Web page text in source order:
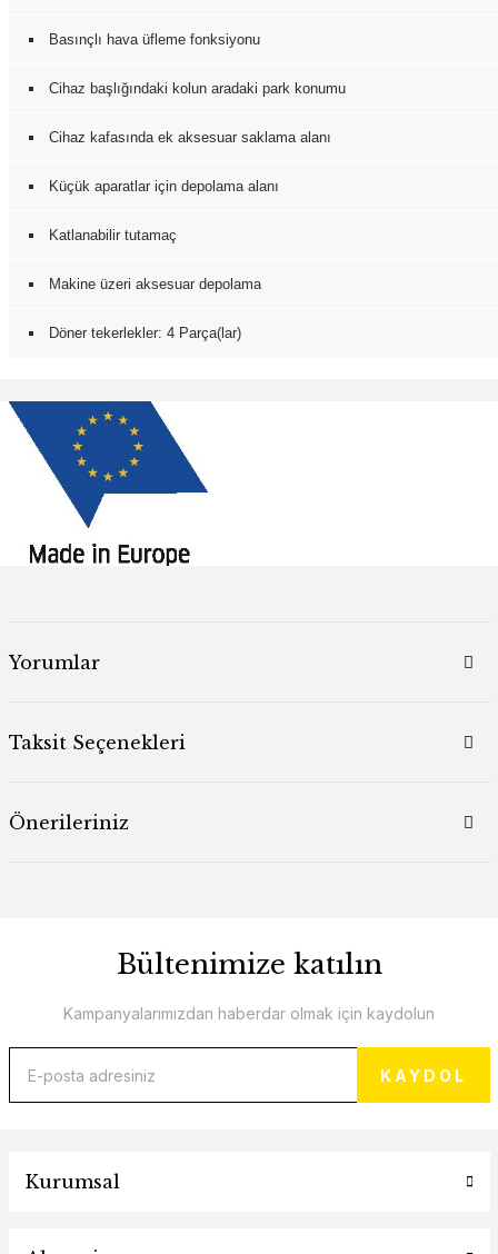
Basınçlı hava üfleme fonksiyonu
Cihaz başlığındaki kolun aradaki park konumu
Cihaz kafasında ek aksesuar saklama alanı
Küçük aparatlar için depolama alanı
Katlanabilir tutamaç
Makine üzeri aksesuar depolama
Döner tekerlekler: 4 Parça(lar)
Yorumlar
Taksit Seçenekleri
Önerileriniz
Bültenimize katılın
Kampanyalarımızdan haberdar olmak için kaydolun
KAYDOL
Kurumsal